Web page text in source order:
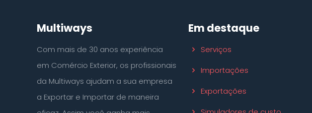
Multiways
Com mais de 30 anos experiência
em Comércio Exterior, os profissionais
da Multiways ajudam a sua empresa
a Exportar e Importar de maneira
Em destaque
Serviços
Importações
Exportações